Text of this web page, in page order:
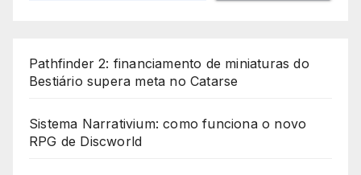
Pathfinder 2: financiamento de miniaturas do
Bestiário supera meta no Catarse
Sistema Narrativium: como funciona o novo
RPG de Discworld